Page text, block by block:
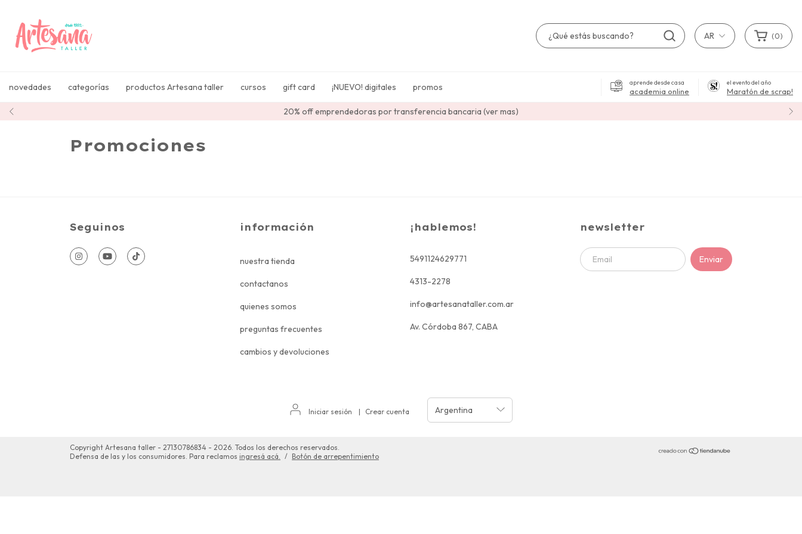
20% off emprendedoras por transferencia bancaria (ver mas)
AR (0)
novedades categorías productos Artesana taller cursos gift card ¡NUEVO! digitales promos aprende desde casa
academia online
el evento del año
Maratón de scrap!
Promociones
Seguinos información
nuestra tienda
contactanos
quienes somos
preguntas frecuentes
cambios y devoluciones
¡hablemos!
5491124629771
4313-2278
info@artesanataller.com.ar
Av. Córdoba 867, CABA
newsletter
Iniciar sesión | Crear cuenta
Copyright Artesana taller - 27130786834 - 2026. Todos los derechos reservados.
Defensa de las y los consumidores. Para reclamos ingresá acá. / Botón de arrepentimiento